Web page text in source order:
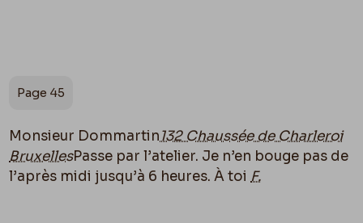
Page 45
Monsieur Dommartin132 Chaussée de Charleroi
BruxellesPasse par l’atelier. Je n’en bouge pas de
l’après midi jusqu’à 6 heures.À toi F.